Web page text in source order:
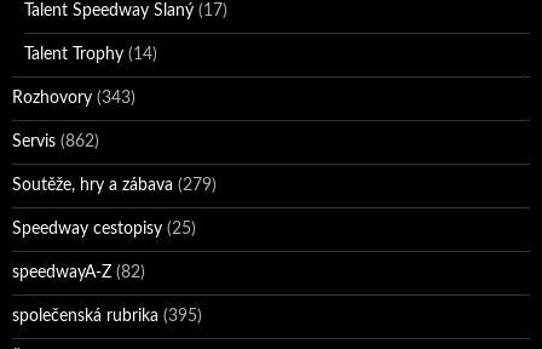
Talent Speedway Slaný (17)
Talent Trophy (14)
Rozhovory (343)
Servis (862)
Soutěže, hry a zábava (279)
Speedway cestopisy (25)
speedwayA-Z (82)
společenská rubrika (395)